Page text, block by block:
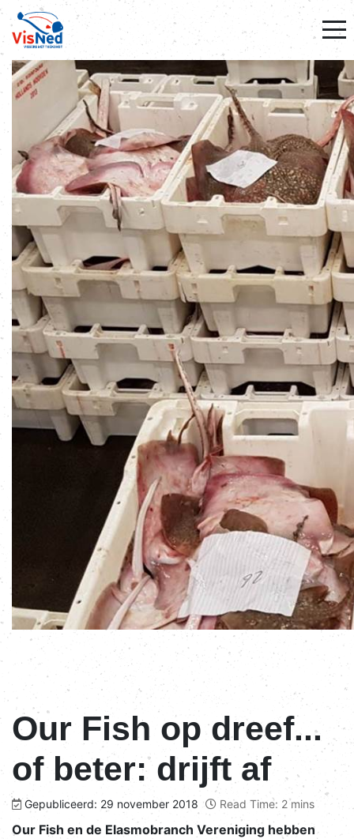
Our Fish op dreef...
of beter: drijft af
Gepubliceerd: 29 november 2018 Read Time: 2 mins
Our Fish en de Elasmobranch Vereniging hebben